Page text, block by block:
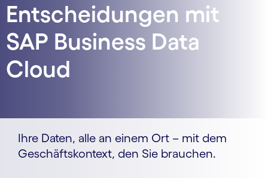
Entscheidungen mit
SAP Business Data
Cloud
Ihre Daten, alle an einem Ort – mit dem
Geschäftskontext, den Sie brauchen.